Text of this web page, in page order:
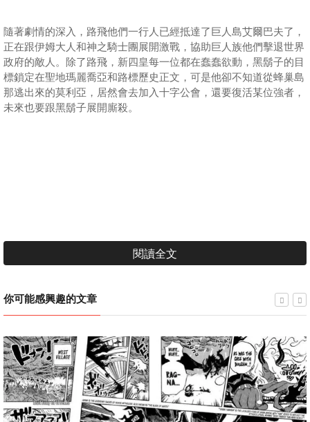
隨著劇情的深入，路飛他們一行人已經抵達了巨人島艾爾巴夫了，
正在跟伊姆大人和神之騎士團展開激戰，協助巨人族他們擊退世界
政府的敵人。除了路飛，新四皇每一位都在蠢蠢欲動，黑鬍子的目
標鎖定在聖地瑪麗喬亞和路標歷史正文，可是他卻不知道從蜂巢島
那逃出來的莫利亞，居然會去加入十字公會，還要復活某位強者，
未來也要跟黑鬍子展開廝殺。
閱讀全文
你可能感興趣的文章